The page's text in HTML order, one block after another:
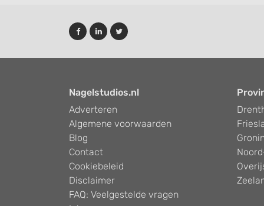
Nagelstudios.nl
Adverteren
Algemene voorwaarden
Blog
Contact
Cookiebeleid
Disclaimer
FAQ: Veelgestelde vragen